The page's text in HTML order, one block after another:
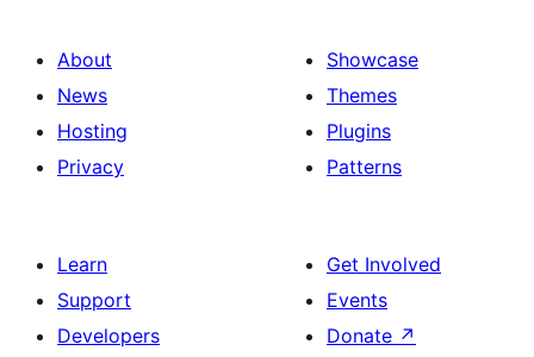
About
News
Hosting
Privacy
Showcase
Themes
Plugins
Patterns
Learn
Support
Developers
Get Involved
Events
Donate ↗